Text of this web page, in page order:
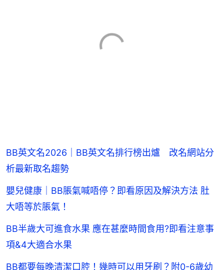
BB英文名2026｜BB英文名排行榜出爐 改名網站分
析最新取名趨勢
嬰兒健康｜BB脹氣喊唔停？即看原因及解決方法 肚
大唔等於脹氣！
BB半歲大可進食水果 應在甚麼時間食用?即看注意事
項&4大適合水果
BB都要每晚清潔口腔！幾時可以用牙刷？附0-6歲幼